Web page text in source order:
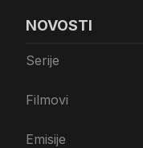
NOVOSTI
Serije
Filmovi
Emisije